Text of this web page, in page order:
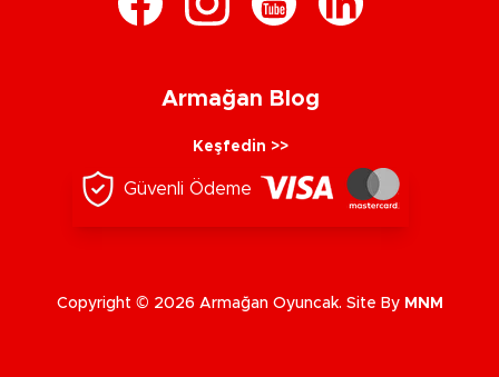
Armağan Blog
Keşfedin >>
Güvenli Ödeme
Copyright © 2026 Armağan Oyuncak. Site By MNM